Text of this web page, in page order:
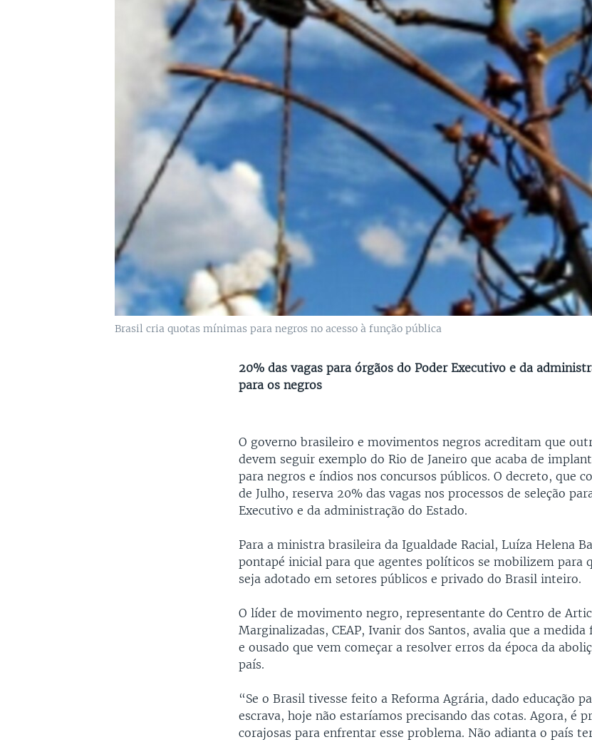
Brasil cria quotas mínimas para negros no acesso à função pública
20% das vagas para órgãos do Poder Executivo e da
para os negros
O governo brasileiro e movimentos negros acreditam que
devem seguir exemplo do Rio de Janeiro que acaba de
para negros e índios nos concursos públicos. O decreto, que
de Julho, reserva 20% das vagas nos processos de seleção
Executivo e da administração do Estado.
Para a ministra brasileira da Igualdade Racial, Luíza Helena
pontapé inicial para que agentes políticos se mobilizem para
seja adotado em setores públicos e privado do Brasil inteiro.
O líder de movimento negro, representante do Centro de
Marginalizadas, CEAP, Ivanir dos Santos, avalia que a
e ousado que vem começar a resolver erros da época da
país.
“Se o Brasil tivesse feito a Reforma Agrária, dado educação
escrava, hoje não estaríamos precisando das cotas. Agora, é
corajosas para enfrentar esse problema. Não adianta o país